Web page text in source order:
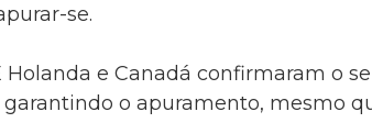
se.
Holanda e Canadá confirmaram o
garantindo o apuramento, mesmo